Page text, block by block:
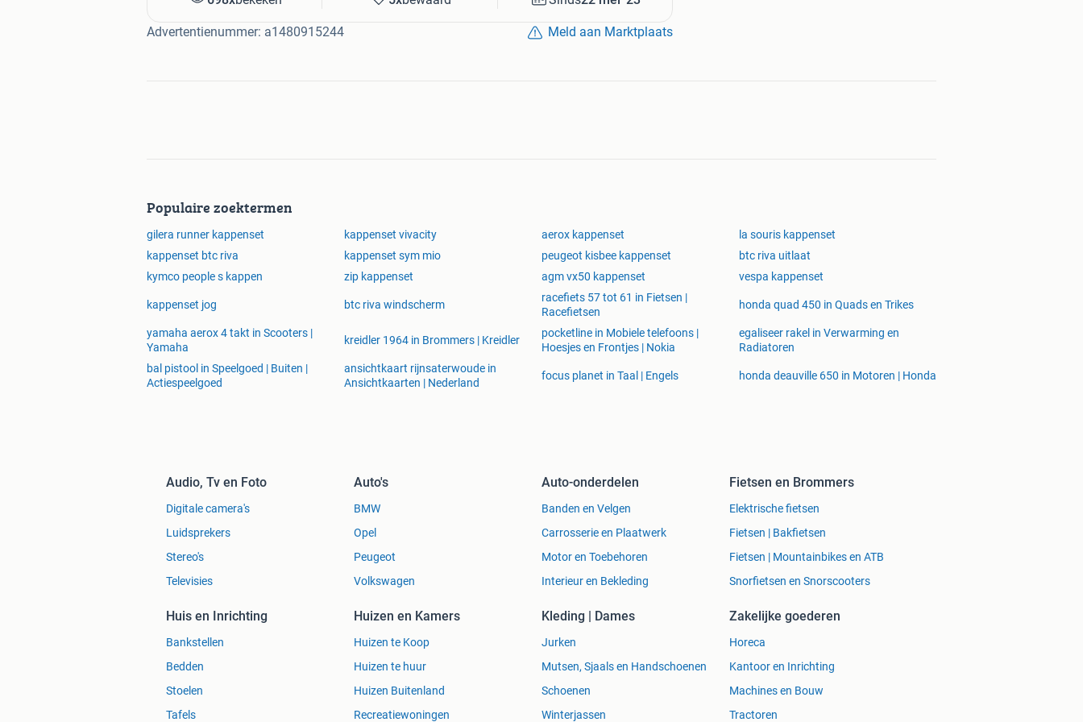
niet een kijkje te nemen bij onze andere vespa-look scooter onderdelen
Met deze complete metallic blauwe kappenset maakt u uw AGM VX50 (S), BTC Riva (S), La
Advertentienummer: a1480915244 Meld aan Marktplaats
Populaire zoektermen
gilera runner kappenset kappenset vivacity aerox kappenset
la souris kappenset
kappenset btc riva
kappenset sym mio peugeot kisbee kappenset
btc riva uitlaat
kymco people s kappen
zip kappenset agm vx50 kappenset vespa kappenset
kappenset jog btc riva windscherm
racefiets 57 tot 61 in Fietsen |
Racefietsen
honda quad 450 in Quads en Trikes
yamaha aerox 4 takt in Scooters |
Yamaha
kreidler 1964 in Brommers | Kreidler
pocketline in Mobiele telefoons |
Hoesjes en Frontjes | Nokia
egaliseer rakel in Verwarming en
Radiatoren
bal pistool in Speelgoed | Buiten |
Actiespeelgoed
ansichtkaart rijnsaterwoude in
Ansichtkaarten | Nederland
focus planet in Taal | Engels honda deauville 650 in Motoren | Honda
Audio, Tv en Foto
Digitale camera's
Luidsprekers
Stereo's
Televisies
Auto's
BMW
Opel
Peugeot
Volkswagen
Auto-onderdelen
Banden en Velgen
Carrosserie en Plaatwerk
Motor en Toebehoren
Interieur en Bekleding
Fietsen en Brommers
Elektrische fietsen
Fietsen | Bakfietsen
Fietsen | Mountainbikes en ATB
Snorfietsen en Snorscooters
Huis en Inrichting
Bankstellen
Bedden
Stoelen
Tafels
Huizen en Kamers
Huizen te Koop
Huizen te huur
Huizen Buitenland
Recreatiewoningen
Kleding | Dames
Jurken
Mutsen, Sjaals en Handschoenen
Schoenen
Winterjassen
Zakelijke goederen
Horeca
Kantoor en Inrichting
Machines en Bouw
Tractoren